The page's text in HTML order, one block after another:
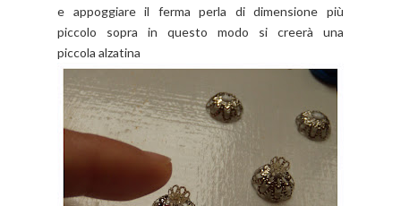
e appoggiare il ferma perla di dimensione più
piccolo sopra in questo modo si creerà una
piccola alzatina